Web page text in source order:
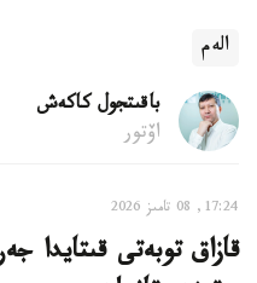
الەم
باقىتجول كاكەش
اۆتور
17:24, 08 تامىز 2026
قازاق توبەتى قىتايدا